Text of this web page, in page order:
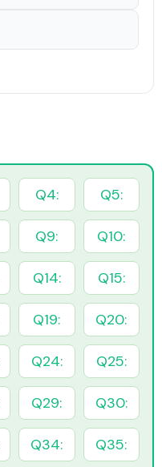
Q4: Q5:
Q9: Q10:
Q14: Q15:
Q19: Q20:
Q24: Q25:
Q29: Q30:
Q34: Q35: